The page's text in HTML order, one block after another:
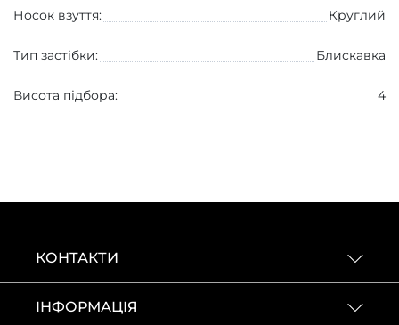
Носок взуття: Круглий
Тип застібки: Блискавка
Висота підбора: 4
КОНТАКТИ
ІНФОРМАЦІЯ